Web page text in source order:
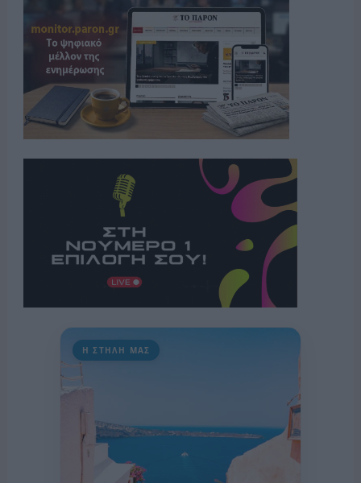
Η ΣΤΗΛΗ ΜΑΣ